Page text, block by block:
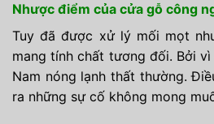
Nhược điểm của cửa gỗ công
Tuy đã được xử lý mối mọt
mang tính chất tương đối. Bởi
Nam nóng lạnh thất thường.
ra những sự cố không mong